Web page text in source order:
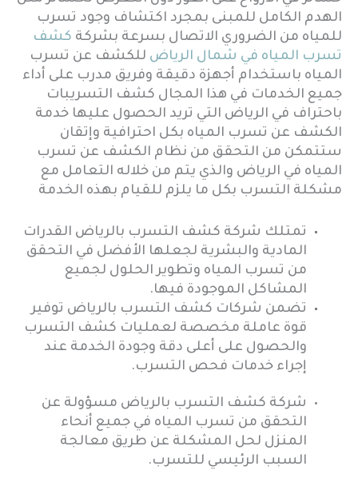
الهدم الكامل للمبنى بمجرد اكتشاف وجود تسرب
للمياه من الضروري الاتصال بسرعة بشركة كشف
تسرب المياه في شمال الرياض للكشف عن تسرب
المياه باستخدام أجهزة دقيقة وفريق مدرب على أداء
جميع الخدمات في هذا المجال كشف التسريبات
باحتراف في الرياض التي تريد الحصول عليها خدمة
الكشف عن تسرب المياه بكل احترافية وإتقان
ستتمكن من التحقق من نظام الكشف عن تسرب
المياه في الرياض والذي يتم من خلاله التعامل مع
مشكلة التسرب بكل ما يلزم للقيام بهذه الخدمة
تمتلك شركة كشف التسرب بالرياض القدرات
المادية والبشرية لجعلها الأفضل في التحقق
من تسرب المياه وتطوير الحلول لجميع
المشاكل الموجودة فيها.
تضمن شركات كشف التسرب بالرياض توفير
قوة عاملة مخصصة لعمليات كشف التسرب
والحصول على أعلى دقة وجودة الخدمة عند
إجراء خدمات فحص التسرب.
شركة كشف التسرب بالرياض مسؤولة عن
التحقق من تسرب المياه في جميع أنحاء
المنزل لحل المشكلة عن طريق معالجة
السبب الرئيسي للتسرب.